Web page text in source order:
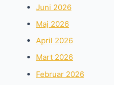
Juni 2026
Maj 2026
April 2026
Mart 2026
Februar 2026